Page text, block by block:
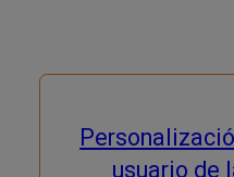
usuario de